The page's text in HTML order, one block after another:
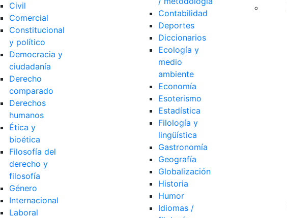
Civil
Comercial
Constitucional
y político
Democracia y
ciudadanía
Derecho
comparado
Derechos
humanos
Ética y
bioética
Filosofía del
derecho y
filosofía
Género
Internacional
Laboral
Contabilidad
Deportes
Diccionarios
Ecología y
medio
ambiente
Economía
Esoterismo
Estadística
Filología y
lingüística
Gastronomía
Geografía
Globalización
Historia
Humor
Idiomas /